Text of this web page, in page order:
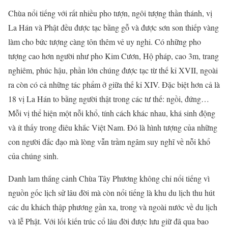
Chùa nổi tiếng với rất nhiều pho tượn, ngôi tượng thần thánh, vị
La Hán và Phật đều được tạc bằng gỗ và được sơn son thiếp vàng
làm cho bức tượng càng tôn thêm vẻ uy nghi. Có những pho
tượng cao hơn người như pho Kim Cươn, Hộ pháp, cao 3m, trang
nghiêm, phúc hậu, phần lớn chúng được tạc từ thế kỉ XVII, ngoài
ra còn có cả những tác phẩm ở giữa thế kỉ XIV. Đặc biệt hơn cả là
18 vị La Hán to bằng người thật trong các tư thế: ngồi, đứng…
Mỗi vị thể hiện một nỗi khổ, tính cách khác nhau, khá sinh động
và ít thấy trong điêu khắc Việt Nam. Đó là hình tượng của những
con người đắc đạo mà lòng vẫn trầm ngâm suy nghĩ về nỗi khổ
của chúng sinh.
Danh lam thắng cảnh Chùa Tây Phương không chỉ nổi tiếng vì
nguồn gốc lịch sử lâu đời mà còn nổi tiếng là khu du lịch thu hút
các du khách thập phương gần xa, trong và ngoài nước về du lịch
và lễ Phật. Với lối kiến trúc cổ lâu đời được lưu giữ đã qua bao